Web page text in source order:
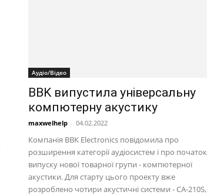
Аудіо/Відео
BBK випустила універсальну
компютерну акустику
maxwelhelp - 04.02.2022
Компанія BBK Electronics повідомила про
розширення категорії аудіосистем і про початок
випуску нової товарної групи - компютерної
акустики. Для старту цього проекту вже
розроблено чотири акустичні системи - CA-210S,